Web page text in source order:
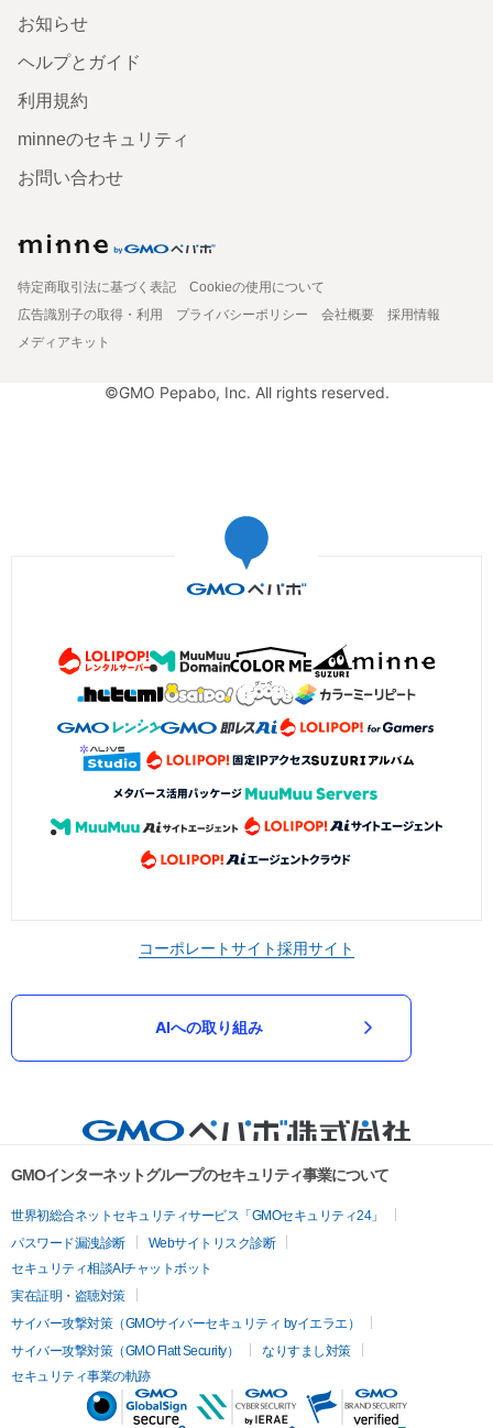
お知らせ
ヘルプとガイド
利用規約
minneのセキュリティ
お問い合わせ
特定商取引法に基づく表記
Cookieの使用について
広告識別子の取得・利用
プライバシーポリシー 会社概要
採用情報
メディアキット
©GMO Pepabo, Inc. All rights reserved.
コーポレートサイト採用サイト
AIへの取り組み
GMOインターネットグループのセキュリティ事業について
世界初総合ネットセキュリティサービス「GMOセキュリティ24」
パスワード漏洩診断
Webサイトリスク診断
セキュリティ相談AIチャットボット
実在証明・盗聴対策
サイバー攻撃対策（GMOサイバーセキュリティ byイエラエ）
サイバー攻撃対策（GMO Flatt Security）
なりすまし対策
セキュリティ事業の軌跡